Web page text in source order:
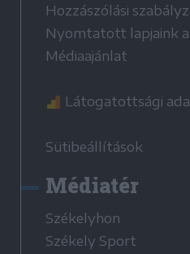
Hozzászólási
Nyomtatott lapjaink
Médiaajánlat
Látogatottsági
Sütibeállítások
Médiatér
Székelyhon
Székely Sport